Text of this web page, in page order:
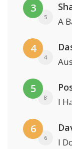
3
5 A
4
4
5
8 I
6
6 I